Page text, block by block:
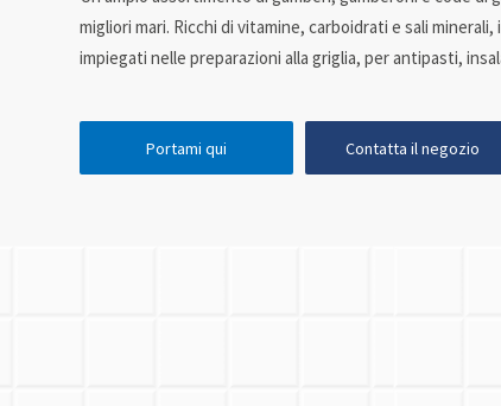
migliori mari. Ricchi di vitamine, carboidrati e sali
impiegati nelle preparazioni alla griglia, per antipasti,
Portami qui Contatta il negozio